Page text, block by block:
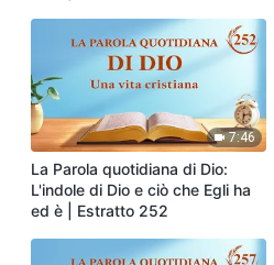
7:46
La Parola quotidiana di Dio:
L'indole di Dio e ciò che Egli ha
ed è | Estratto 252